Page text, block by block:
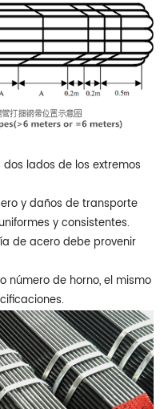
lados de los extremos
y daños de transporte
y consistentes.
de acero debe provenir
número de horno, el mismo